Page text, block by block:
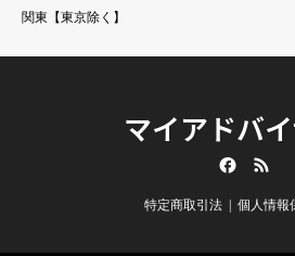
関東【東京除く】
マイアドバ
特定商取引法 個人情報